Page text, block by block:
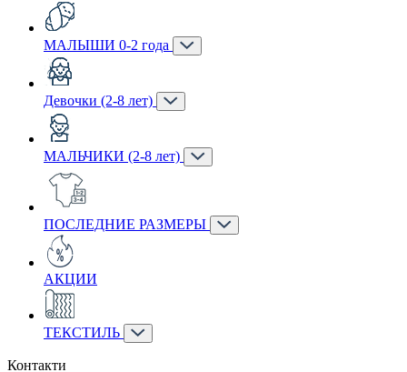
МАЛЫШИ 0-2 года
Девочки (2-8 лет)
МАЛЬЧИКИ (2-8 лет)
ПОСЛЕДНИЕ РАЗМЕРЫ
АКЦИИ
ТЕКСТИЛЬ
Контакти